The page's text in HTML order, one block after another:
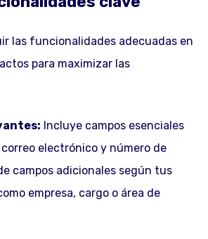
las funcionalidades adecuadas en
para maximizar las
Incluye campos esenciales
electrónico y número de
campos adicionales según tus
empresa, cargo o área de